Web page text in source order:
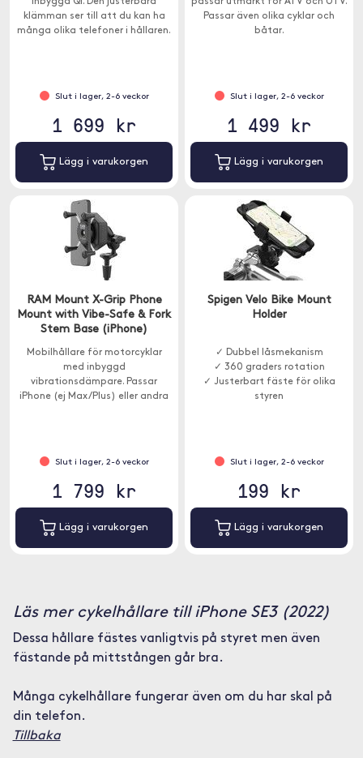
klämman ser till att du kan ha
många olika telefoner i hållaren.
Slut i lager, 2-6 veckor
1 699 kr
Lägg i varukorgen
Passar även olika cyklar och
båtar.
Slut i lager, 2-6 veckor
1 499 kr
Lägg i varukorgen
RAM Mount X-Grip Phone
Mount with Vibe-Safe & Fork
Stem Base (iPhone)
Mobilhållare för motorcyklar
med inbyggd
vibrationsdämpare. Passar
iPhone (ej Max/Plus) eller andra
Slut i lager, 2-6 veckor
1 799 kr
Lägg i varukorgen
Spigen Velo Bike Mount
Holder
✓ Dubbel låsmekanism
✓ 360 graders rotation
✓ Justerbart fäste för olika
styren
Slut i lager, 2-6 veckor
199 kr
Lägg i varukorgen
Läs mer cykelhållare till iPhone SE3 (2022)
Dessa hållare fästes vanligtvis på styret men även
fästande på mittstången går bra.
Många cykelhållare fungerar även om du har skal på
din telefon.
Tillbaka